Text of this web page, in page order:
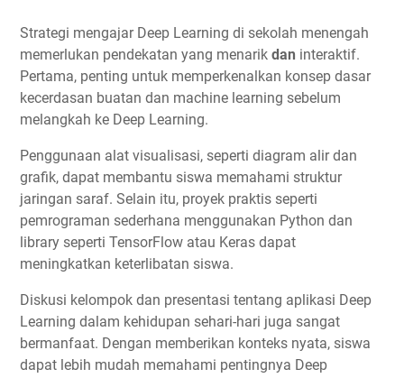
Strategi mengajar Deep Learning di sekolah menengah
memerlukan pendekatan yang menarik dan interaktif.
Pertama, penting untuk memperkenalkan konsep dasar
kecerdasan buatan dan machine learning sebelum
melangkah ke Deep Learning.
Penggunaan alat visualisasi, seperti diagram alir dan
grafik, dapat membantu siswa memahami struktur
jaringan saraf. Selain itu, proyek praktis seperti
pemrograman sederhana menggunakan Python dan
library seperti TensorFlow atau Keras dapat
meningkatkan keterlibatan siswa.
Diskusi kelompok dan presentasi tentang aplikasi Deep
Learning dalam kehidupan sehari-hari juga sangat
bermanfaat. Dengan memberikan konteks nyata, siswa
dapat lebih mudah memahami pentingnya Deep